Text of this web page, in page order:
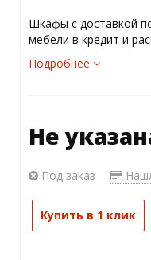
Шкафы с доставкой
мебели в кредит и
Подробнее
Не
Под заказ
Купить в 1 клик